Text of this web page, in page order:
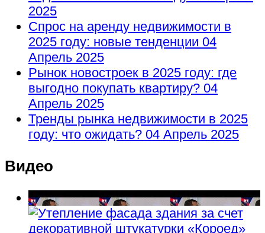
2025
Спрос на аренду недвижимости в
2025 году: новые тенденции 04
Апрель 2025
Рынок новостроек в 2025 году: где
выгодно покупать квартиру? 04
Апрель 2025
Тренды рынка недвижимости в 2025
году: что ожидать? 04 Апрель 2025
Видео